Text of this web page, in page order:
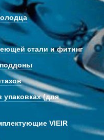
стали и фитинг
упаковках (для
VIEIR